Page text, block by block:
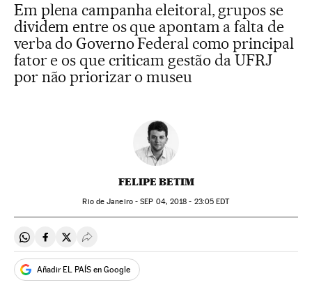
Em plena campanha eleitoral, grupos se
dividem entre os que apontam a falta de
verba do Governo Federal como principal
fator e os que criticam gestão da UFRJ
por não priorizar o museu
FELIPE BETIM
Rio de Janeiro -SEP 04, 2018 - 23:05 EDT
Compartir en Whatsapp
Compartir en Facebook
Compartir en Twitter
Desplegar Redes Sociales
Añadir EL PAÍS en Google